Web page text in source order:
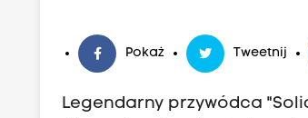
Pokaż Tweetnij
Legendarny przywódca